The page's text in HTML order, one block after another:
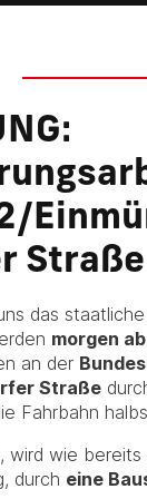
Straße
das
morgen
an der
Straße
Fahrbahn
wird wie bereits
durch eine